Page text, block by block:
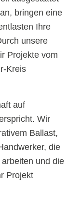
bringen eine
Ihre
unsere
Projekte vom
Kreis
auf
Wir
Ballast,
die
und die
Projekt